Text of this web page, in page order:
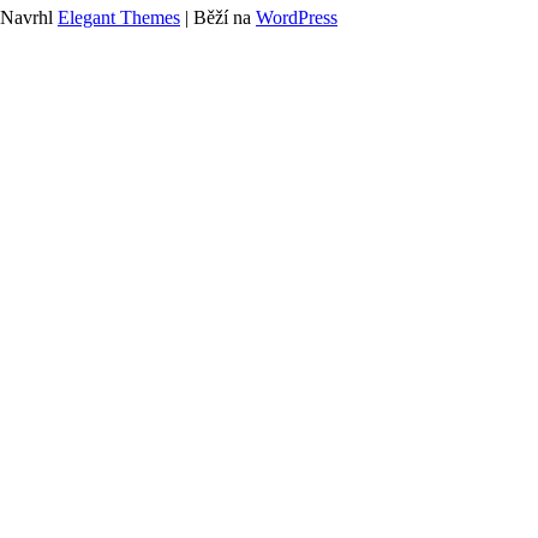
Navrhl Elegant Themes | Běží na WordPress